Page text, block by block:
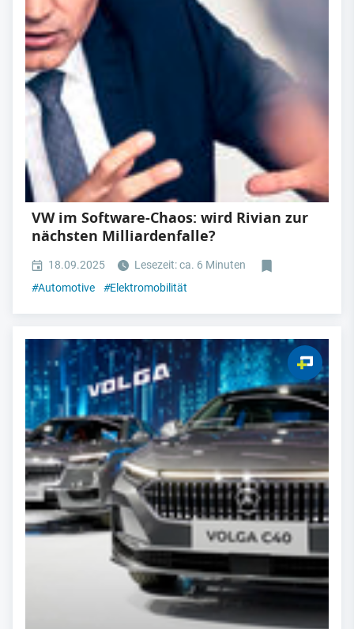
VW im Software-Chaos: wird Rivian zur
nächsten Milliardenfalle?
18.09.2025
Lesezeit: ca. 6 Minuten
#Automotive #Elektromobilität